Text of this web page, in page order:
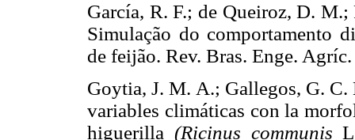
García, R. F.; de Queiroz, D.
Simulação do comportamento
de feijão. Rev. Bras. Enge.
Goytia, J. M. A.; Gallegos, G.
variables climáticas con la
higuerilla (Ricinus communis